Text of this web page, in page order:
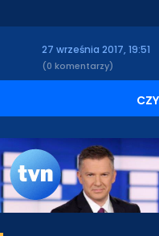
27 września 2017, 19:51
(0 komentarzy)